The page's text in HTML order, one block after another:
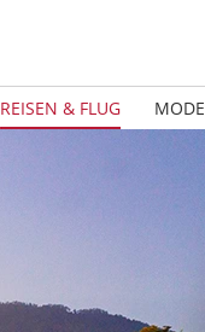
REISEN & FLUG MODE